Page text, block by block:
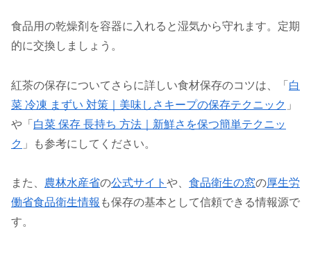
食品用の乾燥剤を容器に入れると湿気から守れます。定期
的に交換しましょう。
紅茶の保存についてさらに詳しい食材保存のコツは、「 白
菜 冷凍 まずい 対策｜美味しさキープの保存テクニック 」
や「 白菜 保存 長持ち 方法｜新鮮さを保つ簡単テクニッ
ク 」も参考にしてください。
また、 農林水産省の公式サイト や、 食品衛生の窓の厚生労
働省食品衛生情報 も保存の基本として信頼できる情報源で
す。